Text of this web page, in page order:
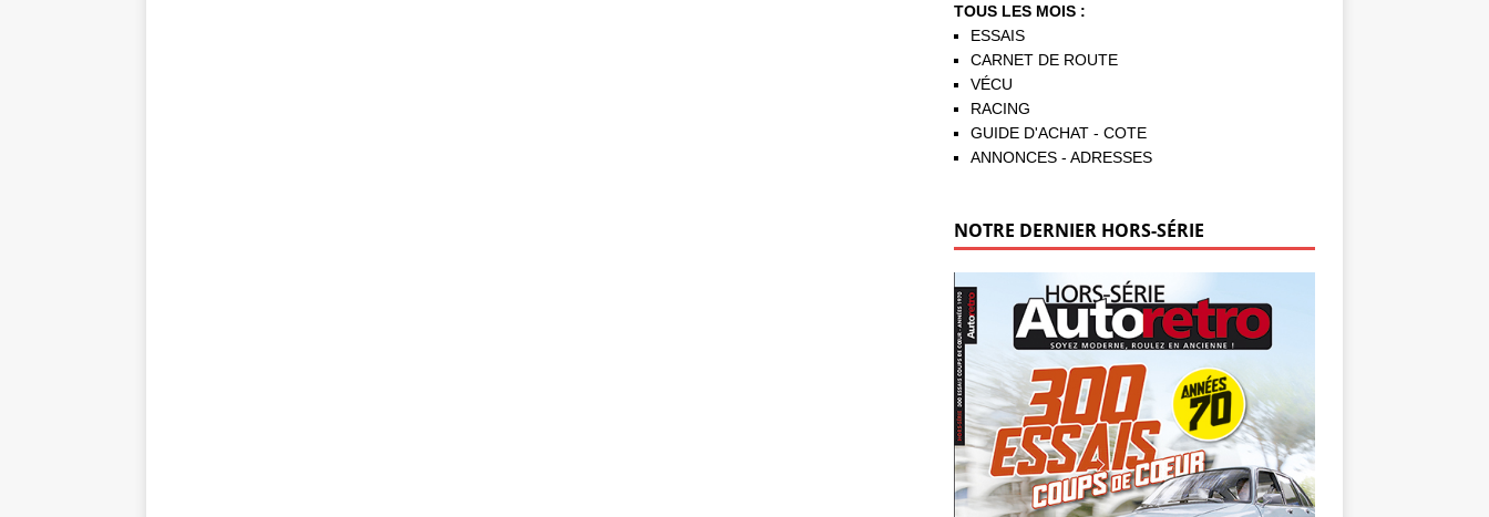
TOUS LES MOIS :
ESSAIS
CARNET DE ROUTE
VÉCU
RACING
GUIDE D'ACHAT - COTE
ANNONCES - ADRESSES
NOTRE DERNIER HORS-SÉRIE